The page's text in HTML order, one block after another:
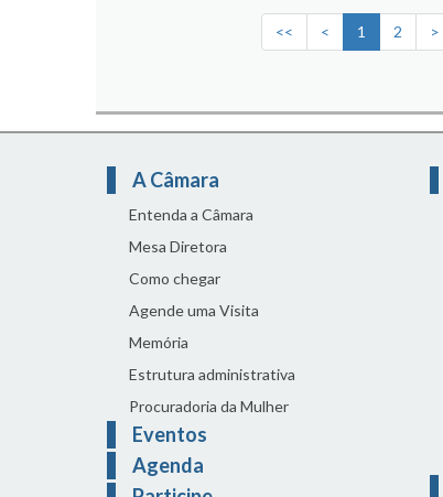
<< < 1 2 >
A Câmara
Entenda a Câmara
Mesa Diretora
Como chegar
Agende uma Visita
Memória
Estrutura administrativa
Procuradoria da Mulher
Eventos
Agenda